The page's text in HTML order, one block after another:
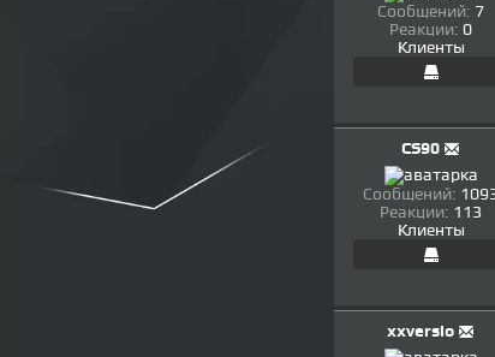
Сообщений: 7
Реакции: 0
Клиенты
CS90
Сообщений:
Реакции: 113
Клиенты
xxversio